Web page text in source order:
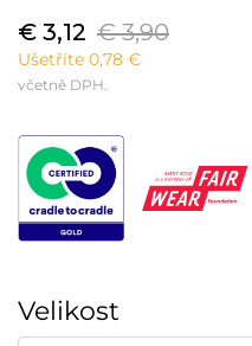
€ 3,12 € 3,90
Ušetříte 0,78 €
včetně DPH.
Velikost